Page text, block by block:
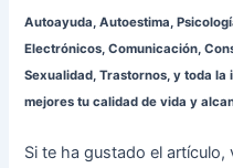
Autoayuda, Autoestima,
Electrónicos, Comunicación,
Sexualidad, Trastornos, y toda
mejores tu calidad de vida y
Si te ha gustado el artículo,